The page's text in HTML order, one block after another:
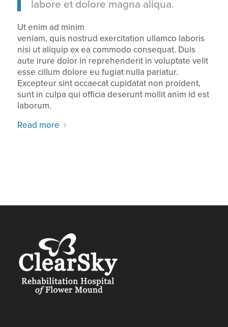
labore et dolore magna aliqua.
Ut enim ad minim
veniam, quis nostrud exercitation ullamco laboris
nisi ut aliquip ex ea commodo consequat. Duis
aute irure dolor in reprehenderit in voluptate velit
esse cillum dolore eu fugiat nulla pariatur.
Excepteur sint occaecat cupidatat non proident,
sunt in culpa qui officia deserunt mollit anim id est
laborum.
Read more